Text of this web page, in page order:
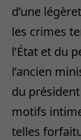
d’une
les crimes
l’État et du
l’ancien
du
motifs
telles